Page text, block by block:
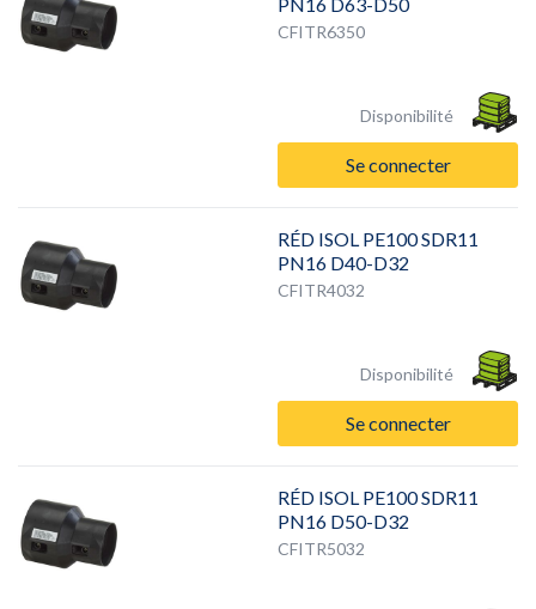
CFITR6350
Disponibilité
Se connecter
RÉD ISOL PE100 SDR11
PN16 D40-D32
CFITR4032
Disponibilité
Se connecter
RÉD ISOL PE100 SDR11
PN16 D50-D32
CFITR5032